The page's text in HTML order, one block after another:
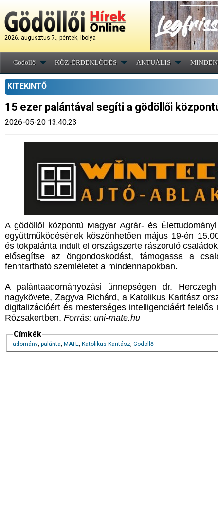
2026. augusztus 7., péntek, Ibolya
Gödöllő KÖZ-ÉRDEKLŐDÉS AKTUÁLIS
KITEKINTŐ
15 ezer palántával segíti a gödöllői
2026-05-20 13:40:23
A gödöllői központú Magyar Agrár- és
együttműködésének köszönhetően május 19-én
és tökpalánta indult el országszerte rászoruló
elősegítse az öngondoskodást, támogassa a
fenntartható szemléletet a mindennapokban.
A palántaadományozási ünnepségen dr.
nagykövete, Zagyva Richárd, a Katolikus Karitász
digitalizációért és mesterséges intelligenciáért
Rózsakertben. Forrás: uni-mate.hu
Címkék
adomány, palánta, MATE, Katolikus Karitász, Gödöllő